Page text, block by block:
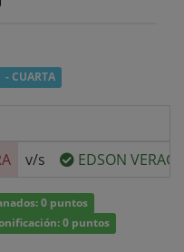
- CUARTA
v/s EDSON
0 puntos
0 puntos